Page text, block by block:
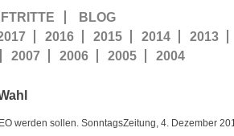
BLOG
2016 2015 2014 2013
2007 2006 2005 2004
werden sollen. SonntagsZeitung, 4. Dezember